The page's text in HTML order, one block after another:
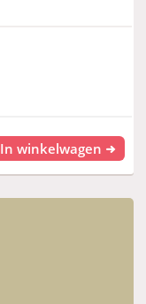
In winkelwagen